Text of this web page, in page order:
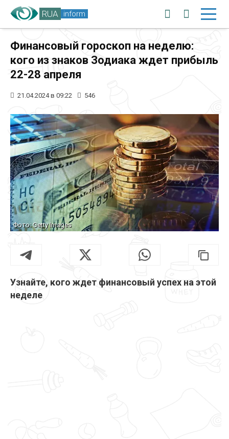
RUA inform
Финансовый гороскоп на неделю:
кого из знаков Зодиака ждет прибыль
22-28 апреля
21.04.2024 в 09:22 546
Фото: Getty Images
Узнайте, кого ждет финансовый успех на этой
неделе